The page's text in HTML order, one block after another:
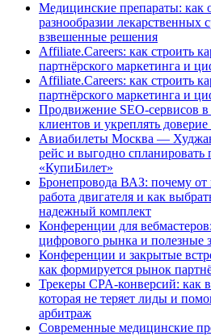
Медицинские препараты: как
разнообразии лекарственных
взвешенные решения
Affiliate.Careers: как строить
партнёрского маркетинга и
Affiliate.Careers: как строить
партнёрского маркетинга и
Продвижение SEO-сервисов в
клиентов и укреплять доверие
Авиабилеты Москва —
рейс и выгодно спланировать
«КупиБилет»
Бронепровода ВАЗ: почему от
работа двигателя и как
надежный комплект
Конференции для
цифрового рынка и полезные
Конференции и закрытые
как формируется рынок
Трекеры CPA-конверсий: как
которая не теряет лиды и
арбитраж
Современные медицинские